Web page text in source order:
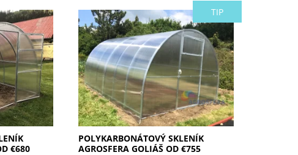
V lete Vás
zime Vám
pocit
ktorý si...
€680
TIP
Kúpiť agrosfera sklenik Goliáš
polykarbonátový zahradný. Robustná
konštrukcia a absolútna spoľahlivosť.
Podľa odborníkov skutočný šampión
medzi skleníkmi
Dostupnosť:
Skladom
Kód:
67/4/4
Značka:
Agrosfera
Záruka:
5 rokov
POLYKARBONÁTOVÝ SKLENÍK
AGROSFERA GOLIÁŠ OD €755